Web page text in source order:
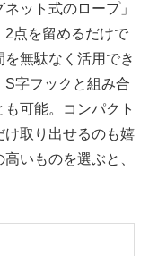
ット式のロープ」
2点を留めるだけで
無駄なく活用でき
S字フックと組み合
可能。コンパクト
け取り出せるのも嬉
いものを選ぶと、